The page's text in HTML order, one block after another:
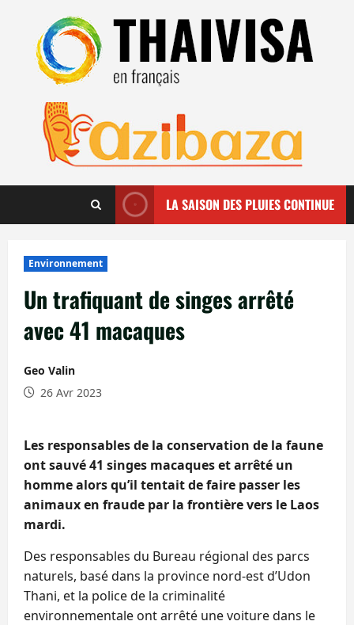
contenu
LA SAISON DES PLUIES CONTINUE
Environnement
Un trafiquant de singes arrêté
avec 41 macaques
Geo Valin
26 Avr 2023
Les responsables de la conservation de la faune
ont sauvé 41 singes macaques et arrêté un
homme alors qu’il tentait de faire passer les
animaux en fraude par la frontière vers le Laos
mardi.
Des responsables du Bureau régional des parcs
naturels, basé dans la province nord-est d’Udon
Thani, et la police de la criminalité
environnementale ont arrêté une voiture dans le